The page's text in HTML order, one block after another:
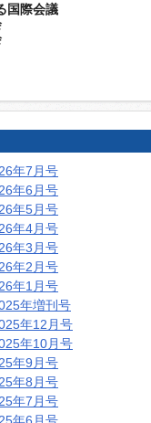
国際会議
年7月号
年6月号
年5月号
年4月号
年3月号
年2月号
年1月号
年増刊号
年12月号
年10月号
年9月号
年8月号
年7月号
年6月号